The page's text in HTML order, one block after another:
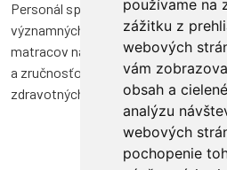
používame na
zážitku z
webových
vám
obsah a
analýzu
webových
pochopenie
Personál spoločnosti Aditec tvoria
významných funkciách v niekoľkých
matracov na Slovensku. Svojimi
a zručnosťou značnou mierou
zdravotných matracov na Slovensku.